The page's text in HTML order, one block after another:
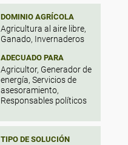
DOMINIO AGRÍCOLA
Agricultura al aire libre,
Ganado, Invernaderos
ADECUADO PARA
Agricultor, Generador de
energía, Servicios de
asesoramiento,
Responsables políticos
TIPO DE SOLUCIÓN